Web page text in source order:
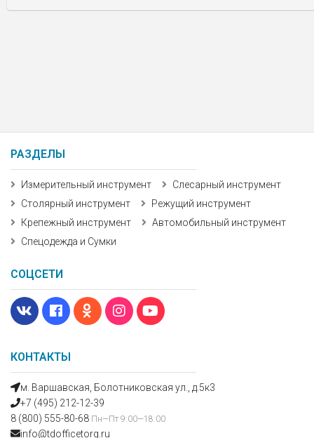
КОНТАКТЫ
м. Варшавская, Болотниковская ул., д.5к3
+7 (495) 212-12-39
8 (800) 555-80-68 Пн—Пт 9:00—18:00
info@tdofficetorg.ru
РАЗДЕЛЫ
Измерительный инструмент
Слесарный инструмент
Столярный инструмент
Режущий инструмент
Крепежный инструмент
Автомобильный инструмент
Спецодежда и Сумки
СОЦСЕТИ